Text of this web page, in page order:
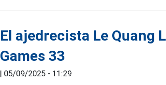
El ajedrecista Le Quang
Games 33
| 05/09/2025 - 11:29